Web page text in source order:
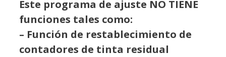
Este programa de ajuste NO TIENE
funciones tales como:
– Función de restablecimiento de
contadores de tinta residual